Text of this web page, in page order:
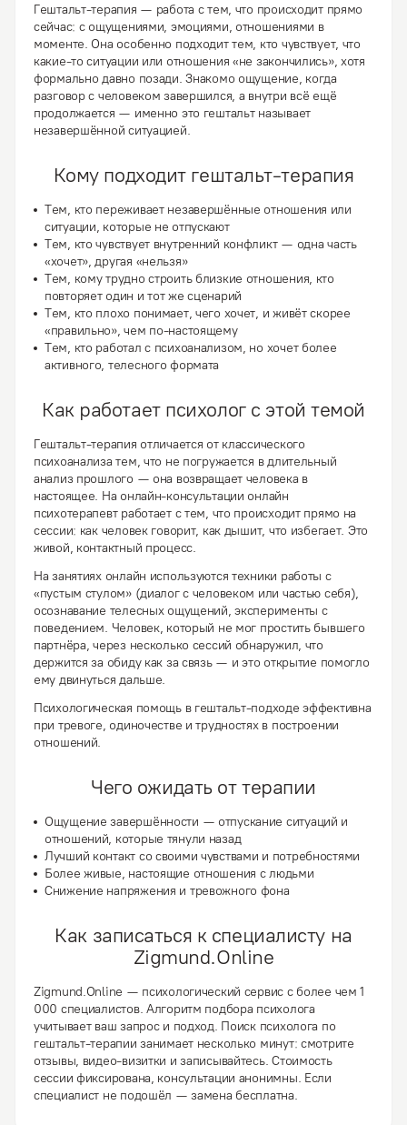
Гештальт-терапия — работа с тем, что происходит прямо
сейчас: с ощущениями, эмоциями, отношениями в
моменте. Она особенно подходит тем, кто чувствует, что
какие-то ситуации или отношения «не закончились», хотя
формально давно позади. Знакомо ощущение, когда
разговор с человеком завершился, а внутри всё ещё
продолжается — именно это гештальт называет
незавершённой ситуацией.
Кому подходит гештальт-терапия
Тем, кто переживает незавершённые отношения или
ситуации, которые не отпускают
Тем, кто чувствует внутренний конфликт— одна часть
«хочет», другая «нельзя»
Тем, комутрудно строить близкие отношения, кто
повторяет один и тот же сценарий
Тем, кто плохо понимает, чего хочет, и живёт скорее
«правильно», чем по-настоящему
Тем, кто работал с психоанализом, но хочет более
активного, телесного формата
Как работает психолог с этой темой
Гештальт-терапия отличается от классического
психоанализа тем, что не погружается в длительный
анализ прошлого — она возвращает человека в
настоящее. На онлайн-консультации онлайн
психотерапевт работает с тем, что происходит прямо на
сессии: как человек говорит, как дышит, что избегает. Это
живой, контактный процесс.
На занятиях онлайн используются техники работы с
«пустым стулом» (диалог с человеком или частью себя),
осознавание телесных ощущений, эксперименты с
поведением. Человек, который не мог простить бывшего
партнёра, через несколько сессий обнаружил, что
держится за обиду как за связь — и это открытие помогло
ему двинуться дальше.
Психологическая помощь в гештальт-подходе эффективна
при тревоге, одиночестве и трудностях в построении
отношений.
Чего ожидать от терапии
Ощущение завершённости — отпускание ситуаций и
отношений, которые тянули назад
Лучший контакт со своими чувствами и потребностями
Более живые, настоящие отношения с людьми
Снижение напряжения и тревожного фона
Как записаться к специалисту на
Zigmund.Online
Zigmund.Online — психологический сервис с более чем 1
000 специалистов. Алгоритм подбора психолога
учитывает ваш запрос и подход. Поиск психолога по
гештальт-терапии занимает несколько минут: смотрите
отзывы, видео-визитки и записывайтесь. Стоимость
сессии фиксирована, консультации анонимны. Если
специалист не подошёл — замена бесплатна.